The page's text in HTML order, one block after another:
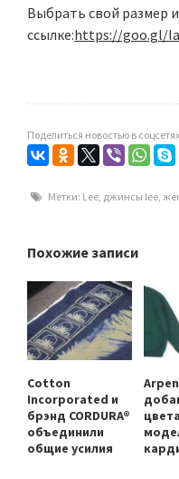
Выбрать свой размер
ссылке:https://goo.gl/
Поделиться новостью в соцсетях
Метки: Lee джинсы lee
Похожие записи
Cotton
Incorporated и
брэнд CORDURA®
объединили
общие усилия